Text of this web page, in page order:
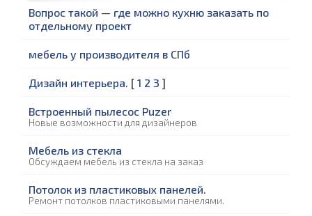
Вопрос такой — где можно кухню заказать по
отдельному проект
мебель у производителя в СПб
Дизайн интерьера. [ 1 2 3 ]
Встроенный пылесос Puzer
Новые возможности для дизайнеров
Мебель из стекла
Обсуждаем мебель из стекла на заказ
Потолок из пластиковых панелей.
Ремонт потолков пластиковыми панелями.